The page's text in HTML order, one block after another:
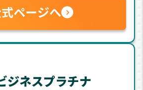
ページへ
ジネスプラチナ